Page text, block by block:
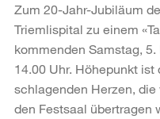
Zum 20-Jahr-Jubiläum
Triemlispital zu einem
kommenden Samstag,
14.00 Uhr. Höhepunkt
schlagenden Herzen,
den Festsaal übertragen